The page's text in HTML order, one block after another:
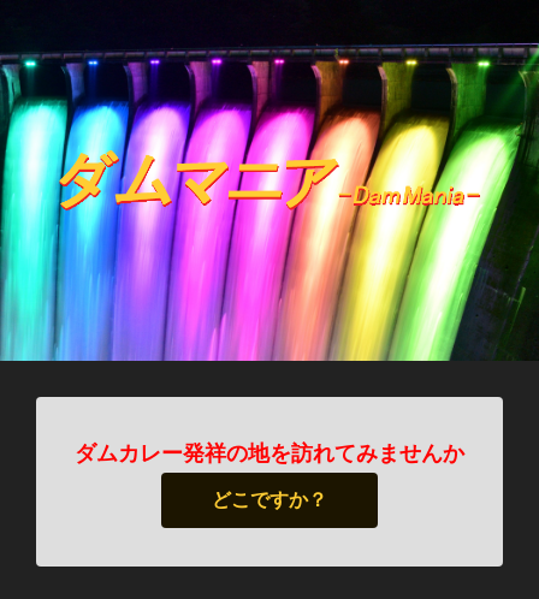
ダムカレー発祥の地を訪れてみませんか
どこですか？